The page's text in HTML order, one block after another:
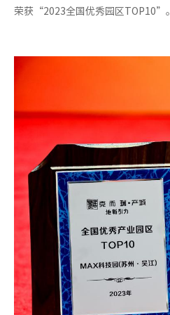
荣获“2023全国优秀园区TOP10”。